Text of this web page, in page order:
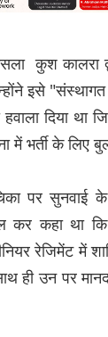
कुश कालरा
इसे "संस्थागत
दिया था
में भर्ती के लिए
पर सुनवाई
कर कहा था कि
रेजिमेंट में
ही उन पर